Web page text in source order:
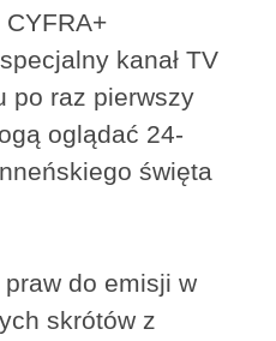
kanał TV
po raz pierwszy
oglądać 24-
święta
do emisji w
skrótów z